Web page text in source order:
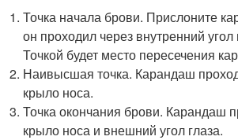
Точка начала брови. Прислоните
он проходил через внутренний угол
Точкой будет место пересечения
Наивысшая точка. Карандаш
крыло носа.
Точка окончания брови. Карандаш
крыло носа и внешний угол глаза.